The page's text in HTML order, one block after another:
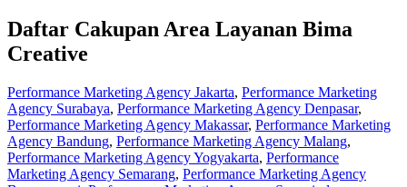
Daftar Cakupan Area Layanan Bima
Creative
Performance Marketing Agency Jakarta, Performance Marketing
Agency Surabaya, Performance Marketing Agency Denpasar,
Performance Marketing Agency Makassar, Performance Marketing
Agency Bandung, Performance Marketing Agency Malang,
Performance Marketing Agency Yogyakarta, Performance
Marketing Agency Semarang, Performance Marketing Agency